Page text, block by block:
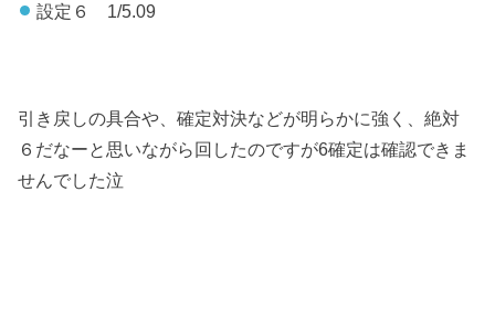
設定６ 1/5.09
引き戻しの具合や、確定対決などが明らかに強く、絶対
６だなーと思いながら回したのですが6確定は確認できま
せんでした泣